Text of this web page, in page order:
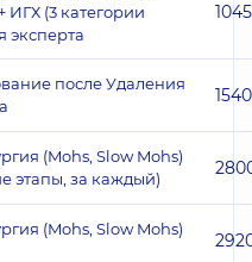
ИГХ (3 категории
эксперта
после Удаления
1540
(Mohs, Slow Mohs)
этапы, за каждый)
(Mohs, Slow Mohs)